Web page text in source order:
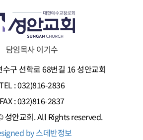
담임목사 이기수
수구 선학로 68번길 16 성안교회
: 032)816-2836
FAX : 032)816-2837
안교회. All Rights reserved.
by 스데반정보